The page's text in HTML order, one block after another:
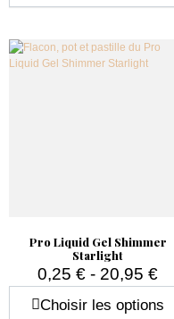
Pro Liquid Gel Shimmer
Starlight
0,25 € - 20,95 €
Choisir les options